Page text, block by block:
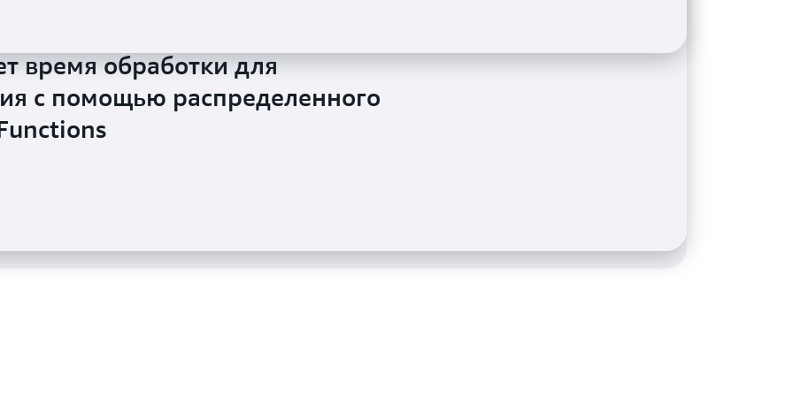
время обработки для
с помощью распределенного
уровень затрат и сокращает
за счет применения